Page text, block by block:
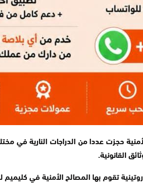
حجزت عددا من الدراجات النارية في
القانونية.
تقوم بها المصالح الأمنية في كليميم